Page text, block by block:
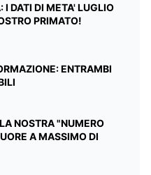
I DATI DI META' LUGLIO
PRIMATO!
ENTRAMBI
NOSTRA "NUMERO
A MASSIMO DI